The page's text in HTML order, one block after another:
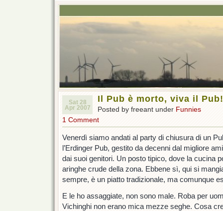
Sat 28
Apr 2007
Il Pub è morto, viva il Pub!
Posted by freeant under Funnies
1 Comment
Venerdì siamo andati al party di chiusura di un
l’Erdinger Pub, gestito da decenni dal migliore
dai suoi genitori. Un posto tipico, dove la cucina
aringhe crude della zona. Ebbene sì, qui si
sempre, è un piatto tradizionale, ma comunque
E le ho assaggiate, non sono male. Roba per
Vichinghi non erano mica mezze seghe. Cosa